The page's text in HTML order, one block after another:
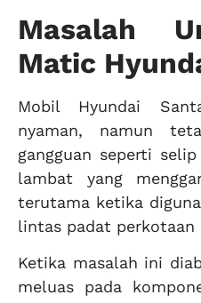
Masalah
Matic
Mobil Hyundai
nyaman, namun
gangguan seperti
lambat yang
terutama ketika
lintas padat perkotaan
Ketika masalah ini
meluas pada